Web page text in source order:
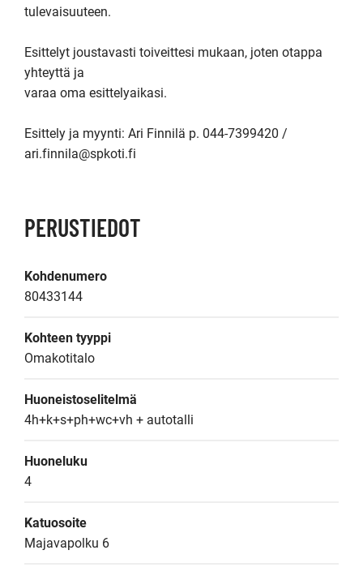
tulevaisuuteen.
Esittelyt joustavasti toiveittesi mukaan, joten otappa
yhteyttä ja
varaa oma esittelyaikasi.
Esittely ja myynti: Ari Finnilä p. 044-7399420 /
ari.finnila@spkoti.fi
PERUSTIEDOT
Kohdenumero
80433144
Kohteen tyyppi
Omakotitalo
Huoneistoselitelmä
4h+k+s+ph+wc+vh + autotalli
Huoneluku
4
Katuosoite
Majavapolku 6